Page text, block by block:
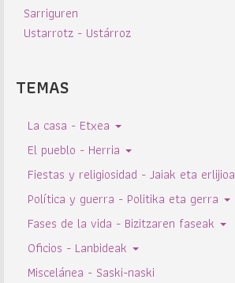
Sarriguren
Ustarrotz - Ustárroz
TEMAS
La casa - Etxea
El pueblo - Herria
Fiestas y religiosidad - Jaiak eta erlijioa
Política y guerra - Politika eta gerra
Fases de la vida - Bizitzaren faseak
Oficios - Lanbideak
Miscelánea - Saski-naski